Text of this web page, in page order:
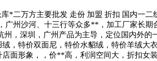
*二万方主要批发 走份 加盟 折扣 国内一
州沙河、十三行等众多**，加工厂家长
，深圳，广州产品为主导，定位国内外的
，特价双面尼，特价水貂绒，特价羊绒大
面形象，，价**高，利润空间大，折扣女